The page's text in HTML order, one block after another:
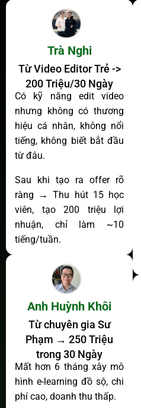
Trà Nghi
Từ Video Editor Trẻ ->
200 Triệu/30 Ngày
Có kỹ năng edit video
nhưng không có thương
hiệu cá nhân, không nổi
tiếng, không biết bắt đầu
từ đâu.
Sau khi tạo ra offer rõ
ràng → Thu hút 15 học
viên, tạo 200 triệu lợi
nhuận, chỉ làm ~10
tiếng/tuần.
Anh Huỳnh Khôi
Từ chuyên gia Sư
Phạm → 250 Triệu
trong 30 Ngày
Mất hơn 6 tháng xây mô
hình e-learning đồ sộ, chi
phí cao, doanh thu thấp.